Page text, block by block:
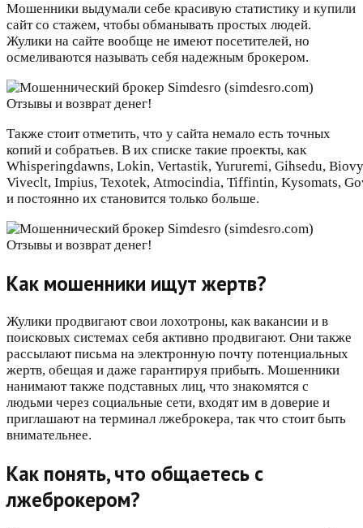
Мошенники выдумали себе красивую статистику и купили
сайт со стажем, чтобы обманывать простых людей.
Жулики на сайте вообще не имеют посетителей, но
осмеливаются называть себя надежным брокером.
Также стоит отметить, что у сайта немало есть точных
копий и собратьев. В их списке такие проекты, как
Whisperingdawns, Lokin, Vertastik, Yururemi, Gihsedu,
Viveclt, Impius, Texotek, Atmocindia, Tiffintin, Kysomats,
и постоянно их становится только больше.
Как мошенники ищут жертв?
Жулики продвигают свои лохотроны, как вакансии и в
поисковых системах себя активно продвигают. Они также
рассылают письма на электронную почту потенциальных
жертв, обещая и даже гарантируя прибыть. Мошенники
нанимают также подставных лиц, что знакомятся с
людьми через социальные сети, входят им в доверие и
приглашают на терминал лжеброкера, так что стоит быть
внимательнее.
Как понять, что общаетесь с
лжеброкером?